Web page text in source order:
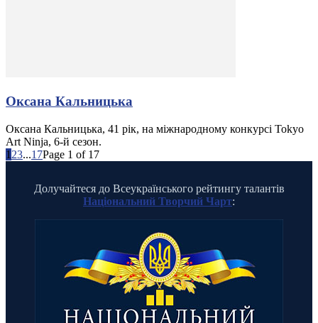
Оксана Кальницька
Оксана Кальницька, 41 рік, на міжнародному конкурсі Tokyo
Art Ninja, 6-й сезон.
1 23...17Page 1 of 17
Долучайтеся до Всеукраїнського рейтингу талантів
Національний Творчий Чарт: